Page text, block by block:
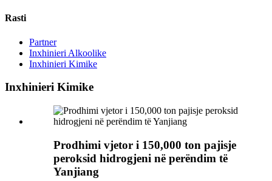
Rasti
Partner
Inxhinieri Alkoolike
Inxhinieri Kimike
Inxhinieri Kimike
Prodhimi vjetor i 150,000 ton pajisje
peroksid hidrogjeni në perëndim të
Yanjiang